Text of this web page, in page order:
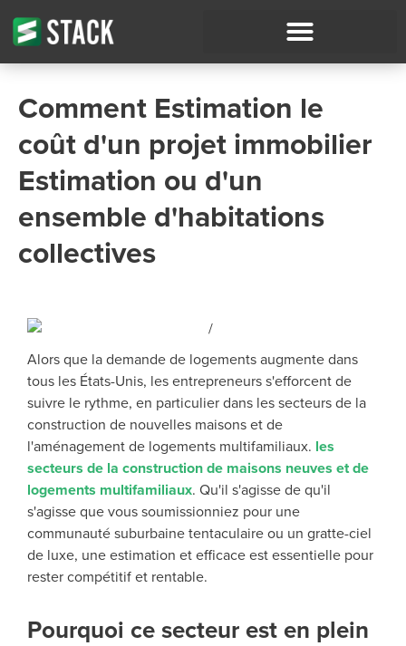
Comment Estimation le
coût d'un projet immobilier
Estimation ou d'un
ensemble d'habitations
collectives
Alors que la demande de logements augmente dans
tous les États-Unis, les entrepreneurs s'efforcent de
suivre le rythme, en particulier dans les secteurs de la
construction de nouvelles maisons et de
l'aménagement de logements multifamiliaux. les
secteurs de la construction de maisons neuves et de
logements multifamiliaux. Qu'il s'agisse de qu'il
s'agisse que vous soumissionniez pour une
communauté suburbaine tentaculaire ou un gratte-ciel
de luxe, une estimation et efficace est essentielle pour
rester compétitif et rentable.
Pourquoi ce secteur est en plein